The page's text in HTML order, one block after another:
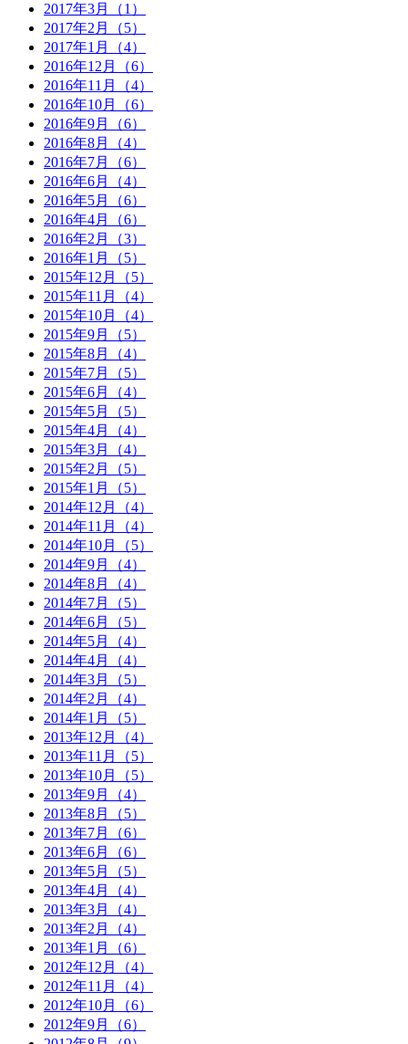
2017年3月（1）
2017年2月（5）
2017年1月（4）
2016年12月（6）
2016年11月（4）
2016年10月（6）
2016年9月（6）
2016年8月（4）
2016年7月（6）
2016年6月（4）
2016年5月（6）
2016年4月（6）
2016年2月（3）
2016年1月（5）
2015年12月（5）
2015年11月（4）
2015年10月（4）
2015年9月（5）
2015年8月（4）
2015年7月（5）
2015年6月（4）
2015年5月（5）
2015年4月（4）
2015年3月（4）
2015年2月（5）
2015年1月（5）
2014年12月（4）
2014年11月（4）
2014年10月（5）
2014年9月（4）
2014年8月（4）
2014年7月（5）
2014年6月（5）
2014年5月（4）
2014年4月（4）
2014年3月（5）
2014年2月（4）
2014年1月（5）
2013年12月（4）
2013年11月（5）
2013年10月（5）
2013年9月（4）
2013年8月（5）
2013年7月（6）
2013年6月（6）
2013年5月（5）
2013年4月（4）
2013年3月（4）
2013年2月（4）
2013年1月（6）
2012年12月（4）
2012年11月（4）
2012年10月（6）
2012年9月（6）